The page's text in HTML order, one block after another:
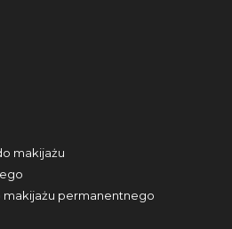
makijażu
makijażu permanentnego